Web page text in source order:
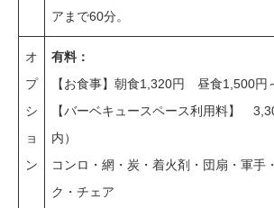
アまで60分。
オ
プ
シ
ョ
ン
有料：
【お食事】朝食1,320円 昼食1,500
【バーベキュースペース利用料】
内）
コンロ・網・炭・着火剤・団扇・軍手
ク・チェア